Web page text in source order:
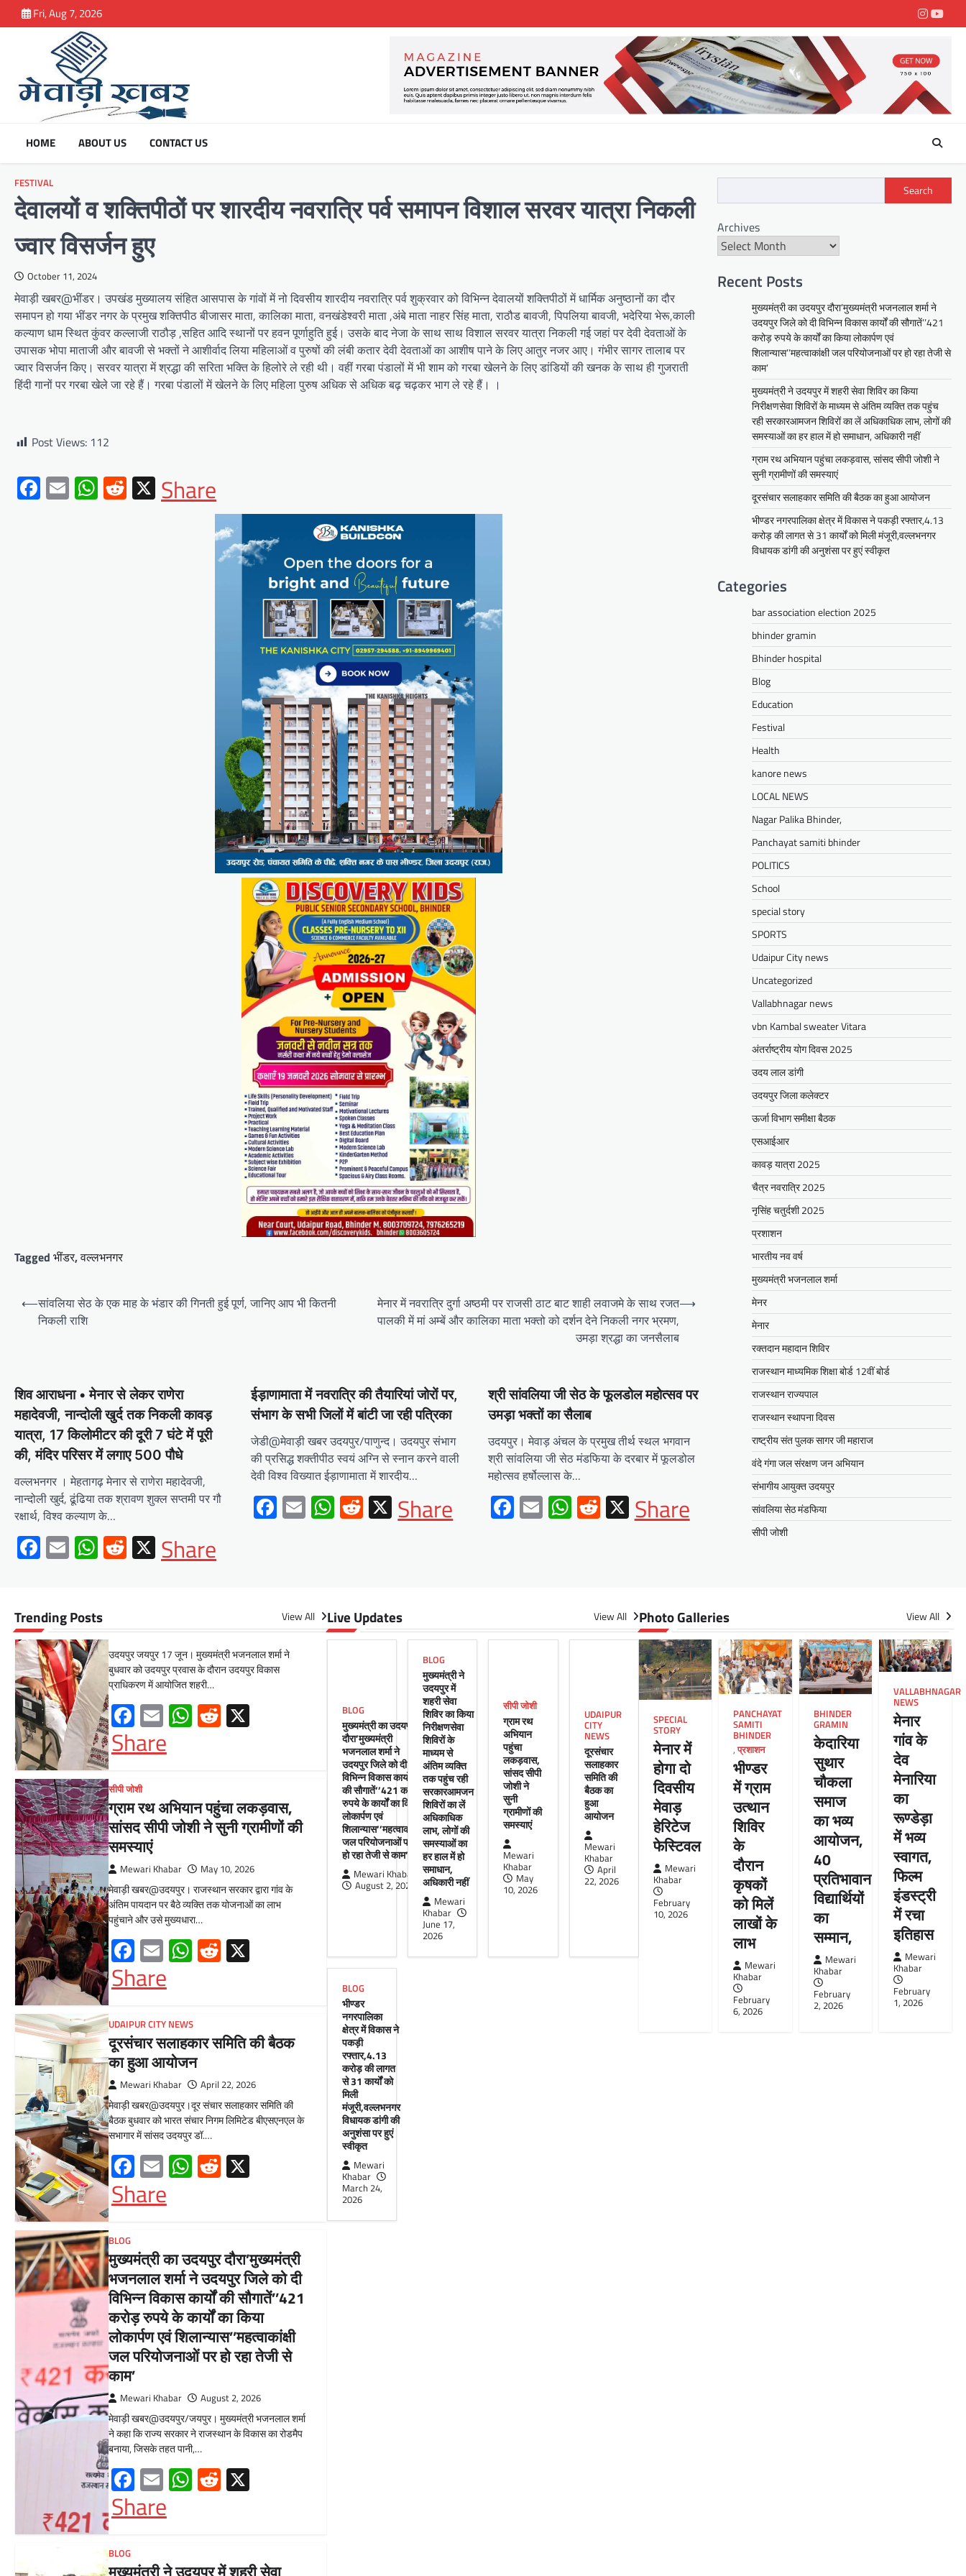
to
Fri, Aug 7, 2026
HOME ABOUT US CONTACT US
FESTIVAL
देवालयों व शक्तिपीठों पर शारदीय नवरात्रि पर्व समापन विशाल सरवर यात्रा निकली
ज्वार विसर्जन हुए
October 11, 2024
मेवाड़ी खबर@भींडर। उपखंड मुख्यालय संहित आसपास के गांवों में नो दिवसीय शारदीय नवरात्रि पर्व शुक्रवार को विभिन्न देवालयों शक्तिपीठों में धार्मिक अनुष्ठानों का दौर
समापन हो गया भींडर नगर के प्रमुख शक्तिपीठ बीजासर माता, कालिका माता, वनखंडेश्वरी माता ,अंबे माता नाहर सिंह माता, राठौड बावजी, पिपलिया बावजी, भदेरिया भेरू,काली
कल्याण धाम स्थित कुंवर कल्लाजी राठौड़ ,सहित आदि स्थानों पर हवन पूर्णाहुति हुई। उसके बाद नेजा के साथ साथ विशाल सरवर यात्रा निकली गई जहां पर देवी देवताओं के
उपासक भोपा माताजी और बावजी से भक्तों ने आशीर्वाद लिया महिलाओं व पुरुषों की लंबी कतार देवी देवताओं का आशीष पाने के लिए आतुर नजर आए। गंभीर सागर तालाब पर
ज्वार विसर्जन किए। सरवर यात्रा में श्रद्धा की सरिता भक्ति के हिलोरे ले रही थी। वहीं गरबा पंडालों में भी शाम को गरबा खेलने के लिए डांडियों की खनक के साथ ही गुजराती
हिंदी गानों पर गरबा खेले जा रहे हैं। गरबा पंडालों में खेलने के लिए महिला पुरुष अधिक से अधिक बढ़ चढ़कर भाग ले रहे हैं। ।
Post Views: 112
Facebook
EmailWhatsApp
Reddit
X
Share
Tagged भींडर,वल्लभनगर
Post
navigation
⟵सांवलिया सेठ के एक माह के भंडार की गिनती हुई पूर्ण, जानिए आप भी कितनी
निकली राशि
मेनार में नवरात्रि दुर्गा अष्ठमी पर राजसी ठाट बाट शाही लवाजमे के साथ रजत
पालकी में मां अम्बें और कालिका माता भक्तो को दर्शन देने निकली नगर भ्रमण,
उमड़ा श्रद्धा का जनसैलाब
⟶
शिव आराधना • मेनार से लेकर राणेरा
महादेवजी, नान्दोली खुर्द तक निकली कावड़
यात्रा, 17 किलोमीटर की दूरी 7 घंटे में पूरी
की, मंदिर परिसर में लगाए 500 पौधे
वल्लभनगर । मेहतागढ़ मेनार से राणेरा महादेवजी,
नान्दोली खुर्द, ढूंढिया तक श्रावण शुक्ल सप्तमी पर गौ
रक्षार्थ, विश्व कल्याण के…
Facebook
EmailWhatsApp
Reddit
X
Share
ईड़ाणामाता में नवरात्रि की तैयारियां जोरों पर,
संभाग के सभी जिलों में बांटी जा रही पत्रिका
जेडी@मेवाड़ी खबर उदयपुर/पाणुन्द। उदयपुर संभाग
की प्रसिद्ध शक्तीपीठ स्वयं अग्नि से स्नान करने वाली
देवी विश्व विख्यात ईड़ाणामाता में शारदीय…
Facebook
EmailWhatsApp
Reddit
X
Share
श्री सांवलिया जी सेठ के फूलडोल महोत्सव पर
उमड़ा भक्तों का सैलाब
उदयपुर। मेवाड़ अंचल के प्रमुख तीर्थ स्थल भगवान
श्री सांवलिया जी सेठ मंडफिया के दरबार में फूलडोल
महोत्सव हर्षोल्लास के…
Facebook
EmailWhatsApp
Reddit
XShare
Search
Archives
Recent Posts
मुख्यमंत्री का उदयपुर दौरा’मुख्यमंत्री भजनलाल शर्मा ने
उदयपुर जिले को दी विभिन्न विकास कार्यों की सौगातें’’421
करोड़ रुपये के कार्यों का किया लोकार्पण एवं
शिलान्यास’’महत्वाकांक्षी जल परियोजनाओं पर हो रहा तेजी से
काम’
मुख्यमंत्री ने उदयपुर में शहरी सेवा शिविर का किया
निरीक्षणसेवा शिविरों के माध्यम से अंतिम व्यक्ति तक पहुंच
रही सरकारआमजन शिविरों का लें अधिकाधिक लाभ, लोगों की
समस्याओं का हर हाल में हो समाधान, अधिकारी नहीं
ग्राम रथ अभियान पहुंचा लकड़वास, सांसद सीपी जोशी ने
सुनी ग्रामीणों की समस्याएं
दूरसंचार सलाहकार समिति की बैठक का हुआ आयोजन
भीण्डर नगरपालिका क्षेत्र में विकास ने पकड़ी रफ्तार,4.13
करोड़ की लागत से 31 कार्यों को मिली मंजूरी,वल्लभनगर
विधायक डांगी की अनुशंसा पर हुएं स्वीकृत
Categories
bar association election 2025
bhinder gramin
Bhinder hospital
Blog
Education
Festival
Health
kanore news
LOCAL NEWS
Nagar Palika Bhinder,
Panchayat samiti bhinder
POLITICS
School
special story
SPORTS
Udaipur City news
Uncategorized
Vallabhnagar news
vbn Kambal sweater Vitara
अंतर्राष्ट्रीय योग दिवस 2025
उदय लाल डांगी
उदयपुर जिला कलेक्टर
ऊर्जा विभाग समीक्षा बैठक
एसआईआर
कावड़ यात्रा 2025
चैत्र नवरात्रि 2025
नृसिंह चतुर्दशी 2025
प्रशाशन
भारतीय नव वर्ष
मुख्यमंत्री भजनलाल शर्मा
मेनर
मेनार
रक्तदान महादान शिविर
राजस्थान माध्यमिक शिक्षा बोर्ड 12वीं बोर्ड
राजस्थान राज्यपाल
राजस्थान स्थापना दिवस
राष्ट्रीय संत पुलक सागर जी महाराज
वंदे गंगा जल संरक्षण जन अभियान
संभागीय आयुक्त उदयपुर
सांवलिया सेठ मंडफिया
सीपी जोशी
Trending Posts View All
शिविर का किया निरीक्षणसेवा शिविरों
रही सरकारआमजन शिविरों का लें
अधिकाधिक लाभ, लोगों की समस्याओं
का हर हाल में हो समाधान, अधिकारी
June 17, 2026
उदयपुर जयपुर 17 जून। मुख्यमंत्री भजनलाल शर्मा ने
बुधवार को उदयपुर प्रवास के दौरान उदयपुर विकास
WhatsApp
Reddit
X
ग्राम रथ अभियान पहुंचा लकड़वास,
सांसद सीपी जोशी ने सुनी ग्रामीणों की
May 10, 2026
मेवाड़ी खबर@उदयपुर। राजस्थान सरकार द्वारा गांव के
अंतिम पायदान पर बैठे व्यक्ति तक योजनाओं का लाभ
Facebook
EmailWhatsApp
Reddit
X
दूरसंचार सलाहकार समिति की बैठक
April 22, 2026
मेवाड़ी खबर@उदयपुर।दूर संचार सलाहकार समिति की
बैठक बुधवार को भारत संचार निगम लिमिटेड बीएसएनएल के
WhatsApp
Reddit
X
मुख्यमंत्री का उदयपुर दौरा’मुख्यमंत्री
भजनलाल शर्मा ने उदयपुर जिले को दी
विभिन्न विकास कार्यों की सौगातें’’421
करोड़ रुपये के कार्यों का किया
लोकार्पण एवं शिलान्यास’’महत्वाकांक्षी
काम’
Facebook
EmailWhatsApp
Reddit
X
Share
BLOG
मुख्यमंत्री ने उदयपुर में शहरी सेवा
शिविर का किया निरीक्षणसेवा शिविरों
के माध्यम से अंतिम व्यक्ति तक पहुंच
रही सरकारआमजन शिविरों का लें
Mewari Khabar June 17, 2026
उदयपुर जयपुर 17 जून। मुख्यमंत्री भजनलाल शर्मा ने
बुधवार को उदयपुर प्रवास के दौरान उदयपुर विकास
प्राधिकरण में आयोजित शहरी…
Facebook
EmailWhatsApp
Reddit
X
Share
सीपी जोशी
ग्राम रथ अभियान पहुंचा लकड़वास,
सांसद सीपी जोशी ने सुनी ग्रामीणों की
समस्याएं
Mewari Khabar May 10, 2026
मेवाड़ी खबर@उदयपुर। राजस्थान सरकार द्वारा गांव के
अंतिम पायदान पर बैठे व्यक्ति तक योजनाओं का लाभ
पहुंचाने और उसे मुख्यधारा…
Facebook
EmailWhatsApp
Reddit
X
Share
UDAIPUR CITY NEWS
दूरसंचार सलाहकार समिति की बैठक
का हुआ आयोजन
Mewari Khabar April 22, 2026
मेवाड़ी खबर@उदयपुर।दूर संचार सलाहकार समिति की
बैठक बुधवार को भारत संचार निगम लिमिटेड बीएसएनएल के
सभागार में सांसद उदयपुर डॉ.…
Facebook
EmailWhatsApp
Reddit
X
Share
BLOG
मुख्यमंत्री का उदयपुर दौरा’मुख्यमंत्री
भजनलाल शर्मा ने उदयपुर जिले को दी
विभिन्न विकास कार्यों की सौगातें’’421
करोड़ रुपये के कार्यों का किया
लोकार्पण एवं शिलान्यास’’महत्वाकांक्षी
जल परियोजनाओं पर हो रहा तेजी से
काम’
Mewari Khabar August 2, 2026
मेवाड़ी खबर@उदयपुर/जयपुर। मुख्यमंत्री भजनलाल शर्मा
ने कहा कि राज्य सरकार ने राजस्थान के विकास का रोडमैप
बनाया, जिसके तहत पानी,…
Facebook
EmailWhatsApp
Reddit
X
Share
BLOG
Live Updates View All
BLOG
मुख्यमंत्री का उदयपुर
दौरा’मुख्यमंत्री
भजनलाल शर्मा ने
उदयपुर जिले को दी
विभिन्न विकास कार्यों
की सौगातें’’421 करोड़
रुपये के कार्यों का किया
लोकार्पण एवं
शिलान्यास’’महत्वाकांक्षी
जल परियोजनाओं पर
हो रहा तेजी से काम’
Mewari Khabar
August 2, 2026
BLOG
मुख्यमंत्री ने
उदयपुर में
शहरी सेवा
शिविर का किया
निरीक्षणसेवा
शिविरों के
माध्यम से
अंतिम व्यक्ति
तक पहुंच रही
सरकारआमजन
शिविरों का लें
अधिकाधिक
लाभ, लोगों की
समस्याओं का
हर हाल में हो
समाधान,
अधिकारी नहीं
Mewari
Khabar
June 17,
2026
सीपी जोशी
ग्राम रथ
अभियान
पहुंचा
लकड़वास,
सांसद सीपी
जोशी ने
सुनी
ग्रामीणों की
समस्याएं
Mewari
Khabar
May
10, 2026
UDAIPUR
CITY
NEWS
दूरसंचार
सलाहकार
समिति की
बैठक का
हुआ
आयोजन
Mewari
Khabar
April
22, 2026
BLOG
भीण्डर
नगरपालिका
क्षेत्र में विकास ने
पकड़ी
रफ्तार,4.13
करोड़ की लागत
से 31 कार्यों को
मिली
मंजूरी,वल्लभनगर
विधायक डांगी की
अनुशंसा पर हुएं
स्वीकृत
Mewari
Khabar
March 24,
2026
Photo Galleries View All
SPECIAL
STORY
मेनार में
होगा दो
दिवसीय
मेवाड़
हेरिटेज
फेस्टिवल
Mewari
Khabar
February
10, 2026
PANCHAYAT
SAMITI
BHINDER
,प्रशाशन
भीण्डर
में ग्राम
उत्थान
शिविर
के
दौरान
कृषकों
को मिलें
लाखों के
लाभ
Mewari
Khabar
February
6, 2026
BHINDER
GRAMIN
केदारिया
सुथार
चौकला
समाज
का भव्य
आयोजन,
40
प्रतिभावान
विद्यार्थियों
का
सम्मान,
Mewari
Khabar
February
2, 2026
VALLABHNAGAR
NEWS
मेनार
गांव के
देव
मेनारिया
का
रूण्डेड़ा
में भव्य
स्वागत,
फिल्म
इंडस्ट्री
में रचा
इतिहास
Mewari
Khabar
February
1, 2026